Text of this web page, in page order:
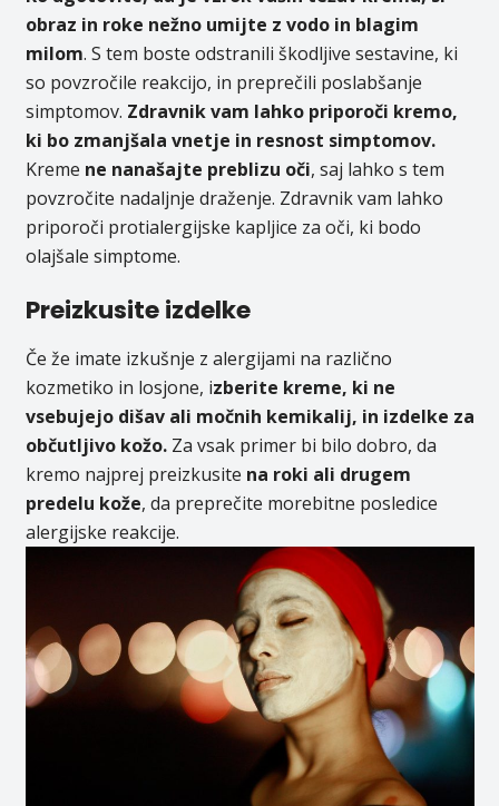
obraz in roke nežno umijte z vodo in blagim
milom. S tem boste odstranili škodljive sestavine, ki
so povzročile reakcijo, in preprečili poslabšanje
simptomov. Zdravnik vam lahko priporoči kremo,
ki bo zmanjšala vnetje in resnost simptomov.
Kreme ne nanašajte preblizu oči, saj lahko s tem
povzročite nadaljnje draženje. Zdravnik vam lahko
priporoči protialergijske kapljice za oči, ki bodo
olajšale simptome.
Preizkusite izdelke
Če že imate izkušnje z alergijami na različno
kozmetiko in losjone, izberite kreme, ki ne
vsebujejo dišav ali močnih kemikalij, in izdelke za
občutljivo kožo.Za vsak primer bi bilo dobro, da
kremo najprej preizkusite na roki ali drugem
predelu kože, da preprečite morebitne posledice
alergijske reakcije.